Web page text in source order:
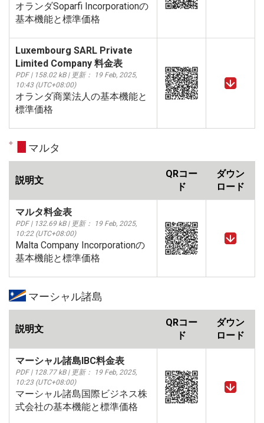
オランダSoparfi Incorporationの
基本機能と標準価格
Luxembourg SARL Private
Limited Company 料金表
PDF | 158.02 kB | 更新： 19 Feb, 2025,
10:43 (UTC+08:00)
オランダ商業法人の基本機能と
標準価格
マルタ
説明文
QRコー
ド
ダウン
ロード
マルタ料金表
PDF | 132.69 kB | 更新： 19 Feb, 2025,
10:22 (UTC+08:00)
Malta Company Incorporationの
基本機能と標準価格
マーシャル諸島
説明文
QRコー
ド
ダウン
ロード
マーシャル諸島IBC料金表
PDF | 128.77 kB | 更新： 19 Feb, 2025,
10:23 (UTC+08:00)
マーシャル諸島国際ビジネス株
式会社の基本機能と標準価格